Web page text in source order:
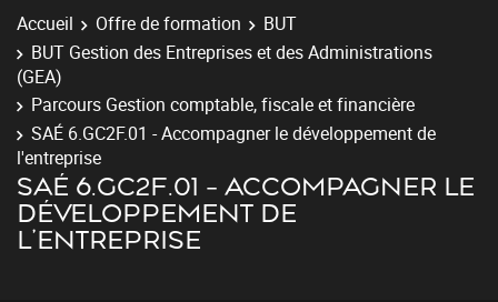
Accueil Offre de formation
BUT
BUT Gestion des Entreprises et des Administrations
(GEA)
Parcours Gestion comptable, fiscale et financière
SAÉ 6.GC2F.01 - Accompagner le développement de
l'entreprise
SAÉ 6.GC2F.01 - ACCOMPAGNER LE
DÉVELOPPEMENT DE
L'ENTREPRISE